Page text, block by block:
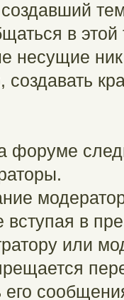
в
несущие
форуме
вступая в
или